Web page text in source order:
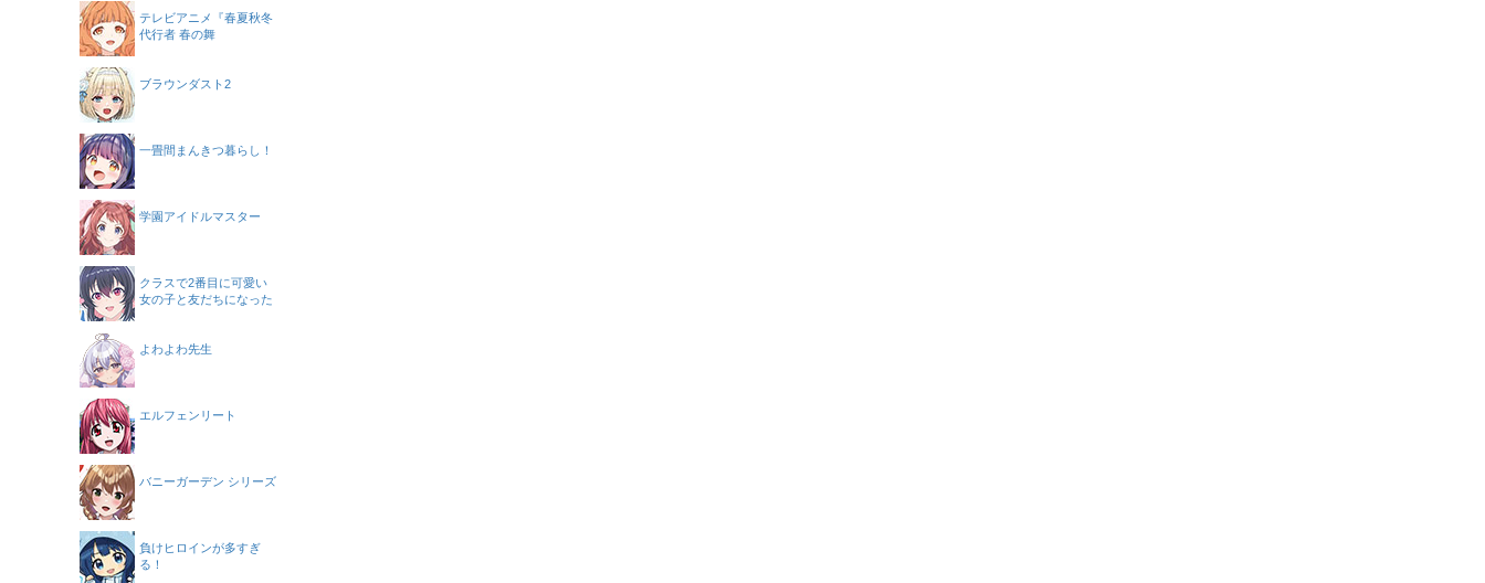
テレビアニメ『春夏秋冬
代行者 春の舞
ブラウンダスト2
一畳間まんきつ暮らし！
学園アイドルマスター
クラスで2番目に可愛い
女の子と友だちになった
よわよわ先生
エルフェンリート
バニーガーデン シリーズ
負けヒロインが多すぎ
る！